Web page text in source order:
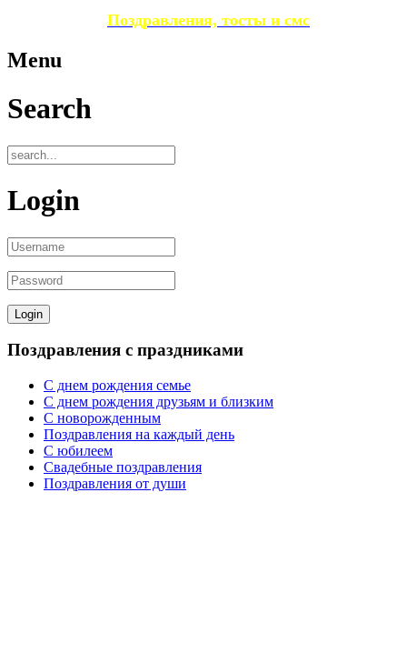
Поздравления, тосты и смс
Menu
Search
Login
Поздравления с праздниками
С днем рождения семье
С днем рождения друзьям и близким
C новорожденным
Поздравления на каждый день
С юбилеем
Свадебные поздравления
Поздравления от души